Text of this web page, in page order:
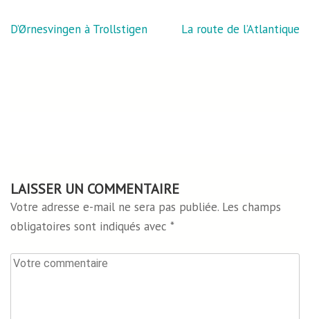
Navigation
D’Ørnesvingen à Trollstigen La route de l’Atlantique
LAISSER UN COMMENTAIRE
Votre adresse e-mail ne sera pas publiée. Les champs
obligatoires sont indiqués avec *
Votre